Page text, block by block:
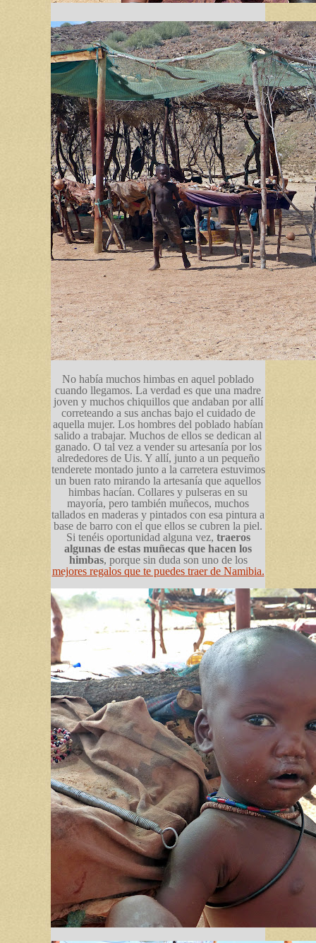
No había muchos himbas en aquel poblado
cuando llegamos. La verdad es que una madre
joven y muchos chiquillos que andaban por allí
correteando a sus anchas bajo el cuidado de
aquella mujer. Los hombres del poblado habían
salido a trabajar. Muchos de ellos se dedican al
ganado. O tal vez a vender su artesanía por los
alrededores de Uis. Y allí, junto a un pequeño
tenderete montado junto a la carretera estuvimos
un buen rato mirando la artesanía que aquellos
himbas hacían. Collares y pulseras en su
mayoría, pero también muñecos, muchos
tallados en maderas y pintados con esa pintura a
base de barro con el que ellos se cubren la piel.
Si tenéis oportunidad alguna vez, traeros
algunas de estas muñecas que hacen los
himbas, porque sin duda son uno de los
mejores regalos que te puedes traer de Namibia.